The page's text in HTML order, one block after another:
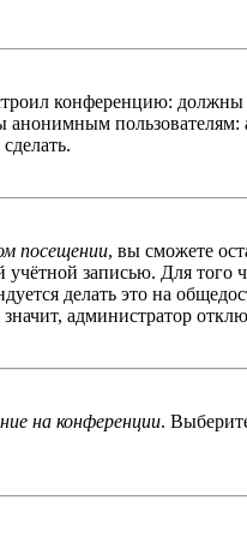
конференцию:
посещении, вы сможете
записью. Для
делать это на
значит, администратор
на конференции.